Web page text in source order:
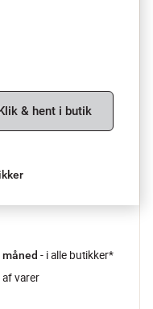
& hent i butik
måned - i alle butikker*
varer